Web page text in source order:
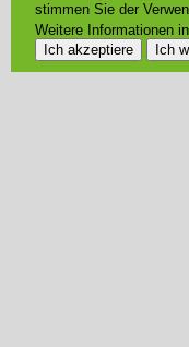
stimmen Sie der
Weitere Informationen
Ich akzeptiere
Ich